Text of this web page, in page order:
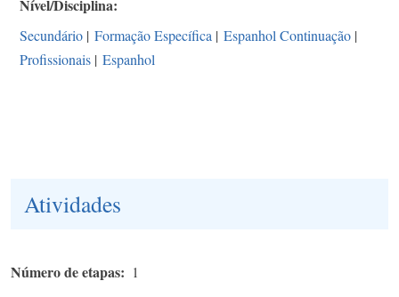
Nível/Disciplina
Secundário | Formação Específica | Espanhol Continuação |
Profissionais | Espanhol
Atividades
Número de etapas 1